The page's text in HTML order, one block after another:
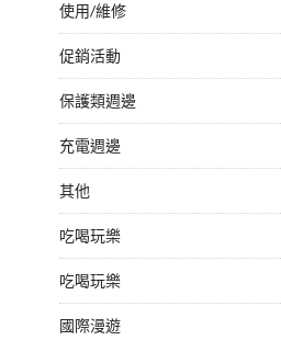
使用/維修
促銷活動
保護類週邊
充電週邊
其他
吃喝玩樂
吃喝玩樂
國際漫遊